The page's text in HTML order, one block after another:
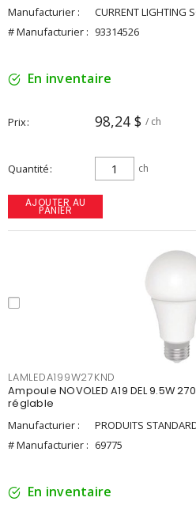
Manufacturier :
CURRENT LIGHTING
# Manufacturier : 93314526
En inventaire
Prix 98,24 $ / ch
Quantité ch
AJOUTER AU
PANIER
LAMLEDA199W27KND
Ampoule NOVOLED A19 DEL 9.5W
réglable
Manufacturier :
PRODUITS
# Manufacturier : 69775
En inventaire